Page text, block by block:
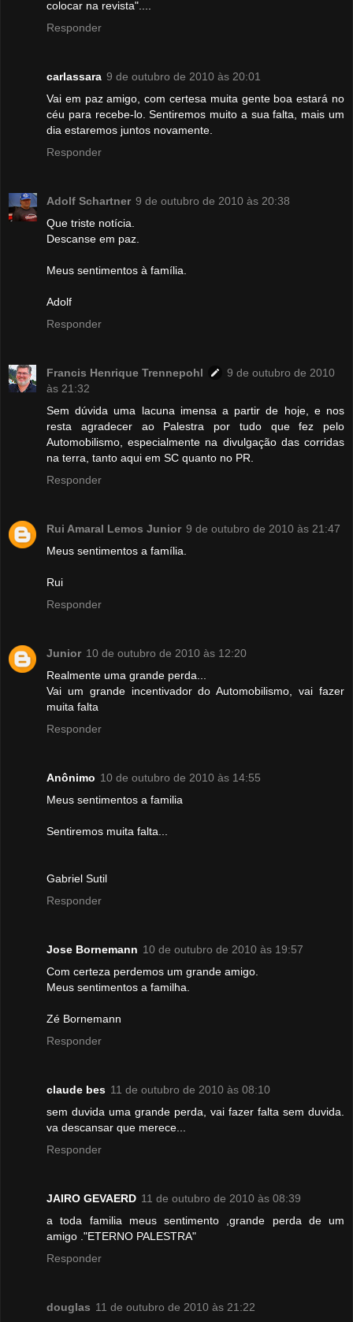
colocar na revista"....
Responder
carlassara 9 de outubro de 2010 às 20:01
Vai em paz amigo, com certesa muita gente boa estará no
céu para recebe-lo. Sentiremos muito a sua falta, mais um
dia estaremos juntos novamente.
Responder
Adolf Schartner 9 de outubro de 2010 às 20:38
Que triste notícia.
Descanse em paz.
Meus sentimentos à família.
Adolf
Responder
Francis Henrique Trennepohl
9 de outubro de 2010
às 21:32
Sem dúvida uma lacuna imensa a partir de hoje, e nos
resta agradecer ao Palestra por tudo que fez pelo
Automobilismo, especialmente na divulgação das corridas
na terra, tanto aqui em SC quanto no PR.
Responder
Rui Amaral Lemos Junior 9 de outubro de 2010 às 21:47
Meus sentimentos a família.
Rui
Responder
Junior 10 de outubro de 2010 às 12:20
Realmente uma grande perda...
Vai um grande incentivador do Automobilismo, vai fazer
muita falta
Responder
Anônimo 10 de outubro de 2010 às 14:55
Meus sentimentos a familia
Sentiremos muita falta...
Gabriel Sutil
Responder
Jose Bornemann 10 de outubro de 2010 às 19:57
Com certeza perdemos um grande amigo.
Meus sentimentos a familha.
Zé Bornemann
Responder
claude bes 11 de outubro de 2010 às 08:10
sem duvida uma grande perda, vai fazer falta sem duvida.
va descansar que merece...
Responder
JAIRO GEVAERD 11 de outubro de 2010 às 08:39
a toda familia meus sentimento ,grande perda de um
amigo ."ETERNO PALESTRA"
Responder
douglas 11 de outubro de 2010 às 21:22